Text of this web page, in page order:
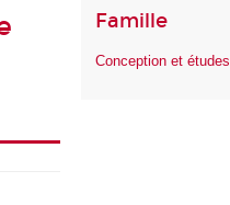
Famille
Conception et études